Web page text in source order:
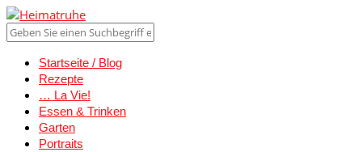
Startseite / Blog
Rezepte
… La Vie!
Essen & Trinken
Garten
Portraits